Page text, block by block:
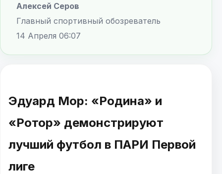
Алексей Серов
Главный спортивный обозреватель
14 Апреля 06:07
Эдуард Мор: «Родина» и
«Ротор» демонстрируют
лучший футбол в ПАРИ Первой
лиге